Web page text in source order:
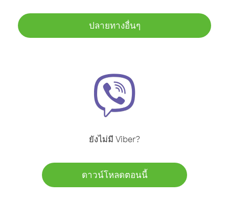
ปลายทางอื่นๆ
ยังไม่มี Viber?
ดาวน์โหลดตอนนี้